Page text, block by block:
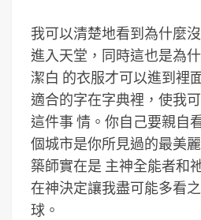
我可以清楚地看到為什麼
進入天堂，同時這也是為
潔白 的衣服才可以進到裡
適合的字在字典裡，使我
這件事 情。你自己要親自
個城市是你所見過的最美
築師實在是 主神全能者和
在神決定讓我盡可能多看
球。